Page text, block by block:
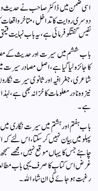
اسی ضمن میں ڈاکٹر صاحب نے حدیث
دوسری روایت کا تداخل، متاخر
نفیس گفتگو فرمائی ہے، یہ باب نہایت
باب ششم میں سیرت اور حدیث کے
کا جائزہ لیا گیا ہے، اصل مصادر سیرت
شاعری، جغرافیہ اور ثانوی سیرت
نیز وہ نادر معلومات کا خزانہ بھی ہے،
ہے۔
باب ہفتم اور ہشتم میں سیرت نگاری
پہلو میں بیان نہیں کرسکتا، اس لئے کہ
چاہئے جس کا یہاں موقع نہیں، مجھے
غرض اس کتاب کا صرف یہی باب مطالعہ
رغبت ہو جائے گی ان شاء الله۔